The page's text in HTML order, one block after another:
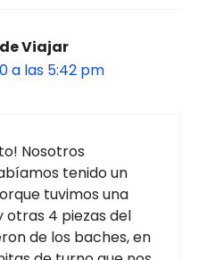
Viajar
a las 5:42 pm
Nosotros
tenido un
tuvimos una
otras 4 piezas del
de los baches, en